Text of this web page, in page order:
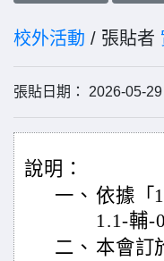
校外活動 / 張貼者
張貼日期： 2026-05-
說明：
一、 依據「
1.1-輔-
二、 本會訂